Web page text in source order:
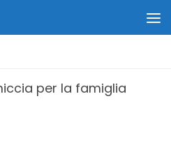
per la famiglia